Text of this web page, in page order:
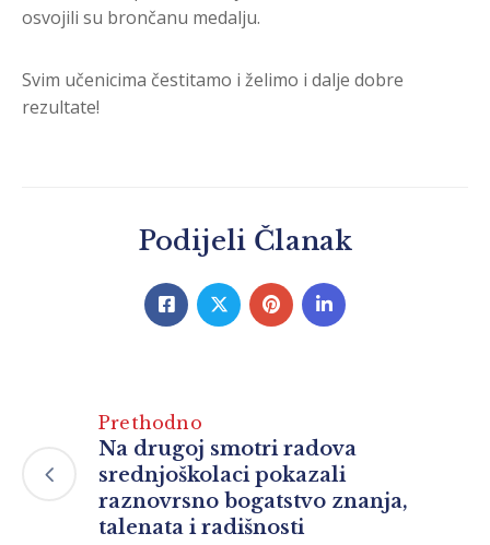
osvojili su brončanu medalju.
Svim učenicima čestitamo i želimo i dalje dobre
rezultate!
Podijeli Članak
Prethodno
Na drugoj smotri radova
srednjoškolaci pokazali
raznovrsno bogatstvo znanja,
talenata i radišnosti